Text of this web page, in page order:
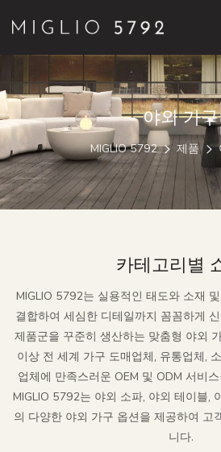
야외 가구
MIGLIO 5792 제품
카테고리별
MIGLIO 5792는 실용적인 태도와 소재
결합하여 세심한 디테일까지 꼼꼼하게
제품군을 꾸준히 생산하는 맞춤형 야외
이상 전 세계 가구 도매업체, 유통업체,
업체에 만족스러운 OEM 및 ODM 서비
MIGLIO 5792는 야외 소파, 야외 테이블,
의 다양한 야외 가구 옵션을 제공하여 고
니다.